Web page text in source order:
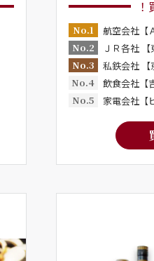
No.1
航空会社【
No.2
ＪＲ各社 【
No.3
私鉄会社 【
No.4
飲食会社【
No.5
家電会社【